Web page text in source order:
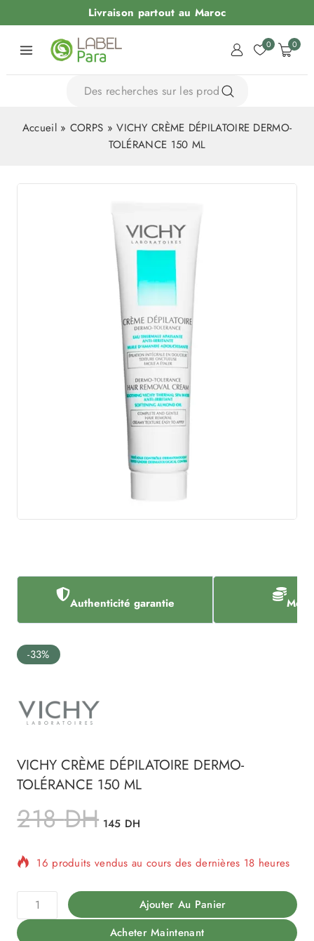
Livraison partout au Maroc
0 0
Accueil» CORPS »VICHY CRÈME DÉPILATOIRE DERMO-
TOLÉRANCE 150 ML
Authenticité garantie
-33%
VICHY CRÈME DÉPILATOIRE DERMO-
TOLÉRANCE 150 ML
218DH 145 DH
16 produits vendus au cours des dernières 18 heures
panier
Ajouter Au Panier
Acheter Maintenant